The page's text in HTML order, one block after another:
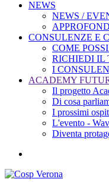
NEWS
NEWS /
CONSULENZE E
COME
RICHIEDI IL
I
ACADEMY
Il progetto
Di cosa
I prossimi
L'evento -
Diventa